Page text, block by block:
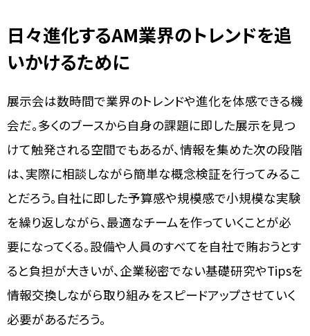
日々進化するAM業界のトレンドを追
いかけるために
展示会は数時間で業界のトレンドや進化を体感できる機
会だ。多くのブースから自身の課題に即した展示を見つ
けて触発される空間でもあるが、情報を集めた次の段階
は、実際に相談しながら簡単な概念検証を行ってみるこ
とだろう。自社に即した予算感や規模感で小規模な実験
を繰り返しながら、最適なチームを作っていくことが必
要になってくる。設備や人員のすべてを自社で賄おうとす
ると負担が大きいが、企業秘密でない基礎研究やTipsを
情報交換しながら取り組みをスピードアップさせていく
必要があるだろう。